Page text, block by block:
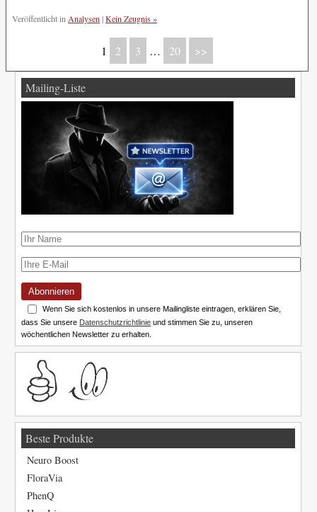
Veröffentlicht in Analysen|Kein Zeugnis »
1 2 3 … 20 >>
Mailing-Liste
Abonnieren
Wenn Sie sich kostenlos in unsere Mailingliste eintragen, erklären Sie,
dass Sie unsere Datenschutzrichtlinie und stimmen Sie zu, unseren
wöchentlichen Newsletter zu erhalten.
Beste Produkte
Neuro Boost
FloraVia
PhenQ